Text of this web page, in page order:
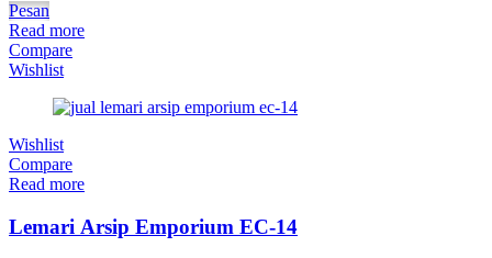
Pesan
Read more
Compare
Wishlist
Wishlist
Compare
Read more
Lemari Arsip Emporium EC-14